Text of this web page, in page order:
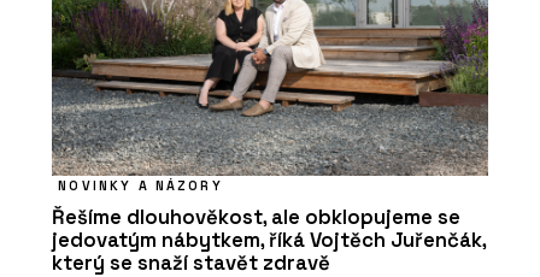
NOVINKY A NÁZORY
Řešíme dlouhověkost, ale obklopujeme se
jedovatým nábytkem, říká Vojtěch Juřenčák,
který se snaží stavět zdravě